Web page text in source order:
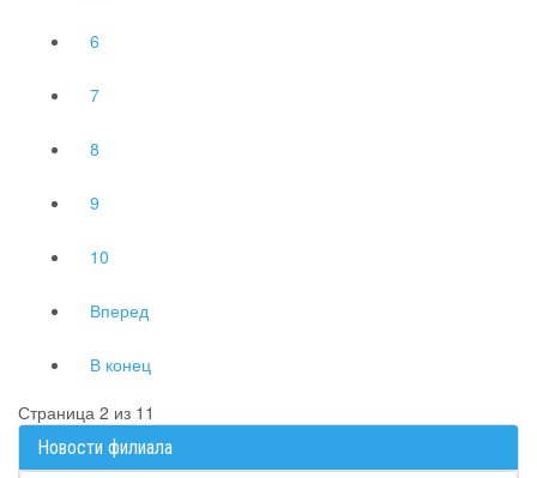
6
7
8
9
10
Вперед
В конец
Страница 2 из 11
Новости филиала